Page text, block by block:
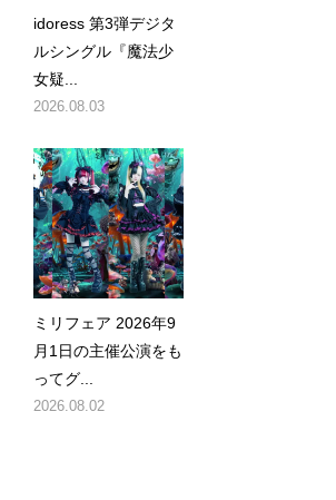
idoress 第3弾デジタ
ルシングル『魔法少
女疑...
2026.08.03
ミリフェア 2026年9
月1日の主催公演をも
ってグ...
2026.08.02